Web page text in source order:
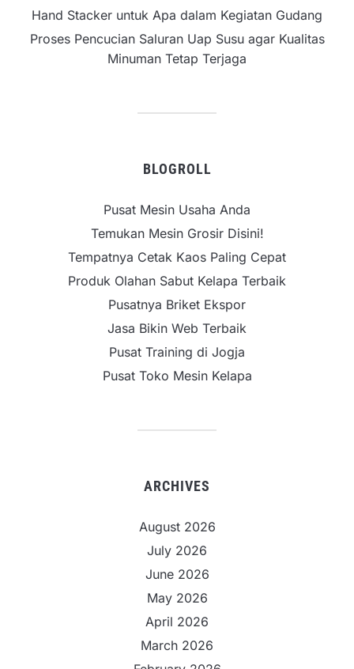
Hand Stacker untuk Apa dalam Kegiatan Gudang
Proses Pencucian Saluran Uap Susu agar Kualitas
Minuman Tetap Terjaga
BLOGROLL
Pusat Mesin Usaha Anda
Temukan Mesin Grosir Disini!
Tempatnya Cetak Kaos Paling Cepat
Produk Olahan Sabut Kelapa Terbaik
Pusatnya Briket Ekspor
Jasa Bikin Web Terbaik
Pusat Training di Jogja
Pusat Toko Mesin Kelapa
ARCHIVES
August 2026
July 2026
June 2026
May 2026
April 2026
March 2026